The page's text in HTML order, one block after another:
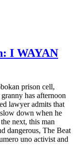
I WAYAN
prison cell,
has afternoon
lawyer admits that
down when he
next, this man
dangerous, The Beat
uno activist and